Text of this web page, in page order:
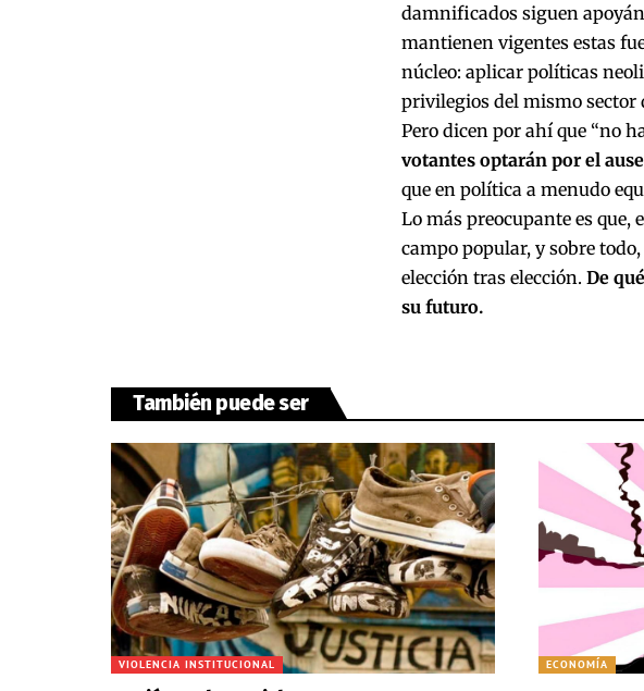
damnificados siguen
mantienen vigentes estas
núcleo: aplicar políticas
privilegios del mismo sector
Pero dicen por ahí que “no
votantes optarán por el
que en política a menudo
Lo más preocupante es que,
campo popular, y sobre
elección tras elección. De
su futuro.
También puede ser
VIOLENCIA INSTITUCIONAL ECONOMÍA